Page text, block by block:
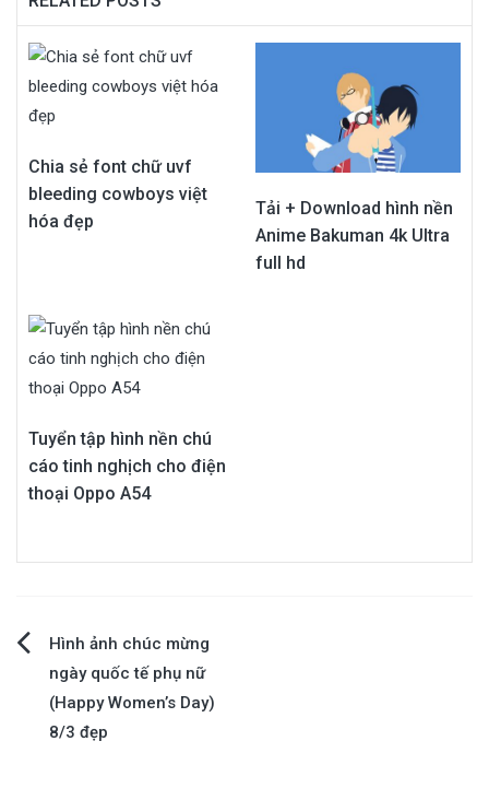
Chia sẻ font chữ uvf
bleeding cowboys việt
hóa đẹp
Tải + Download hình nền
Anime Bakuman 4k Ultra
full hd
Tuyển tập hình nền chú
cáo tinh nghịch cho điện
thoại Oppo A54
Điều
hướng
Hình ảnh chúc mừng
ngày quốc tế phụ nữ
(Happy Women’s Day)
8/3 đẹp